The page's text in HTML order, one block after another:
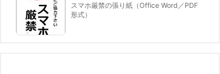
スマホ厳禁の張り紙（Office Word／PDF
形式）